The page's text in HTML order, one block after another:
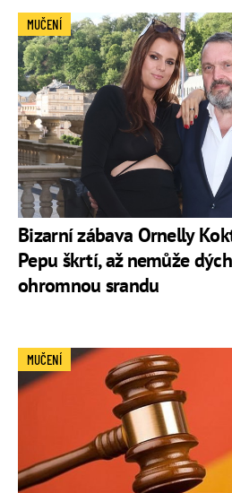
Bizarní zábava Ornelly
Pepu škrtí, až nemůže
ohromnou srandu
MUČENÍ
MUČENÍ